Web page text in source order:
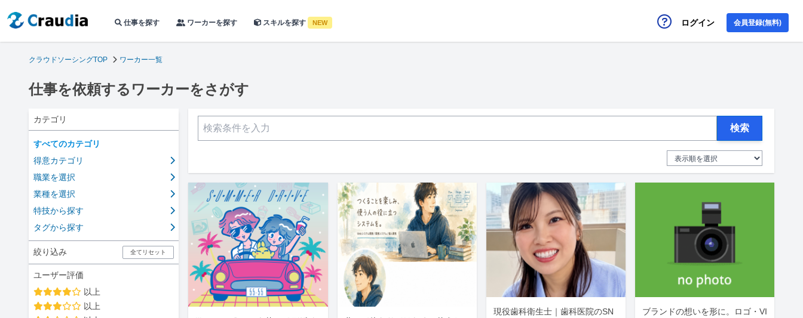
仕事を探す ワーカーを探す スキルを探す NEW ログイン 会員登録(無料)
クラウドソーシングTOP ワーカー一覧
仕事を依頼するワーカーをさがす
カテゴリ
すべてのカテゴリ
得意カテゴリ
職業を選択
業種を選択
特技から探す
タグから探す
絞り込み 全てリセット
ユーザー評価
以上
以上
検索
現役歯科衛生士｜歯科医院のSN
ブランドの想いを形に。ロゴ・VI